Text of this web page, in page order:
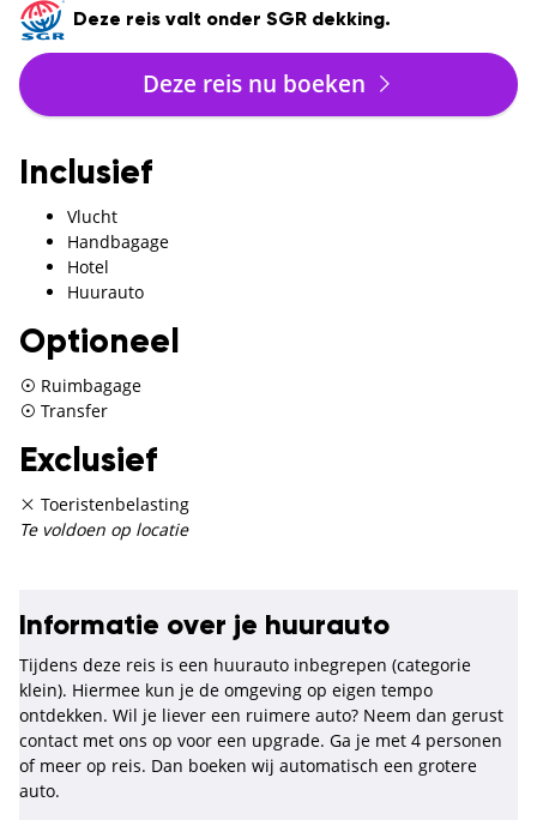
Deze reis valt onder SGR dekking.
Deze reis nu boeken
Inclusief
Vlucht
Handbagage
Hotel
Huurauto
Optioneel
Ruimbagage
Transfer
Exclusief
Toeristenbelasting
Te voldoen op locatie
Informatie over je huurauto
Tijdens deze reis is een huurauto inbegrepen (categorie
klein). Hiermee kun je de omgeving op eigen tempo
ontdekken. Wil je liever een ruimere auto? Neem dan gerust
contact met ons op voor een upgrade. Ga je met 4 personen
of meer op reis. Dan boeken wij automatisch een grotere
auto.